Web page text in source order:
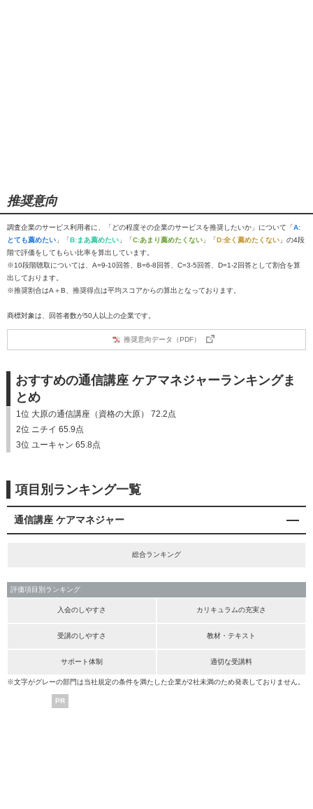
推奨意向
調査企業のサービス利用者に、「どの程度その企業のサービスを推奨したいか」について「A:
とても薦めたい 」「B:まあ薦めたい 」「C:あまり薦めたくない 」「D:全く薦めたくない 」の4段
階で評価をしてもらい比率を算出しています。
※10段階聴取については、A=9-10回答、B=6-8回答、C=3-5回答、D=1-2回答として割合を算
出しております。
※推奨割合はA＋B、推奨得点は平均スコアからの算出となっております。
商標対象は、回答者数が50人以上の企業です。
推奨意向データ（PDF）
おすすめの通信講座 ケアマネジャーランキングま
とめ
1位 大原の通信講座（資格の大原） 72.2点
2位 ニチイ 65.9点
3位 ユーキャン 65.8点
項目別ランキング一覧
通信講座 ケアマネジャー
総合ランキング
評価項目別ランキング
入会のしやすさ カリキュラムの充実さ
受講のしやすさ 教材・テキスト
サポート体制 適切な受講料
※文字がグレーの部門は当社規定の条件を満たした企業が2社未満のため発表しておりません。
PR